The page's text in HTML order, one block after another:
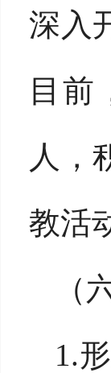
深入
目前
人，
教活
（
1.